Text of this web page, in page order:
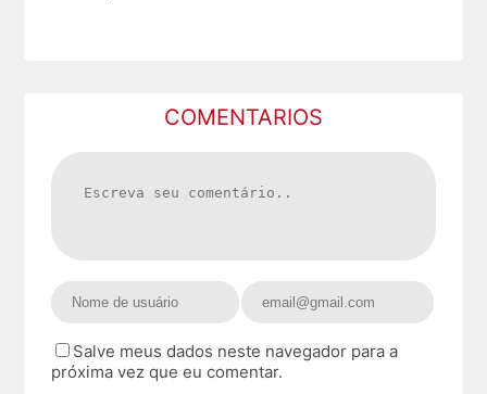
COMENTARIOS
Salve meus dados neste navegador para a
próxima vez que eu comentar.